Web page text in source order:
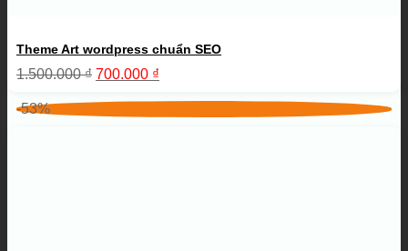
Theme Art wordpress chuẩn SEO
1.500.000₫ Giá
là:
1.500.000 ₫.
700.000 ₫
tại
là:
-53%